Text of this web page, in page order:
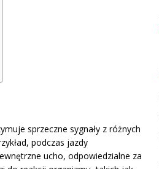
sprzeczne sygnały z różnych
podczas jazdy
ucho, odpowiedzialne za